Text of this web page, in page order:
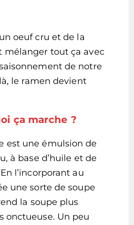
oeuf cru et de la
mélanger tout ça avec
de notre
le ramen devient
ça marche ?
est une émulsion de
à base d’huile et de
l’incorporant au
une sorte de soupe
la soupe plus
onctueuse. Un peu